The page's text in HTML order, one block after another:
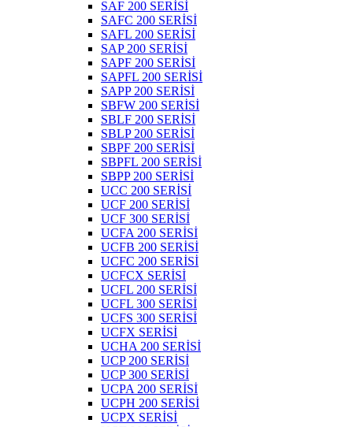
SAF 200 SERİSİ
SAFC 200 SERİSİ
SAFL 200 SERİSİ
SAP 200 SERİSİ
SAPF 200 SERİSİ
SAPFL 200 SERİSİ
SAPP 200 SERİSİ
SBFW 200 SERİSİ
SBLF 200 SERİSİ
SBLP 200 SERİSİ
SBPF 200 SERİSİ
SBPFL 200 SERİSİ
SBPP 200 SERİSİ
UCC 200 SERİSİ
UCF 200 SERİSİ
UCF 300 SERİSİ
UCFA 200 SERİSİ
UCFB 200 SERİSİ
UCFC 200 SERİSİ
UCFCX SERİSİ
UCFL 200 SERİSİ
UCFL 300 SERİSİ
UCFS 300 SERİSİ
UCFX SERİSİ
UCHA 200 SERİSİ
UCP 200 SERİSİ
UCP 300 SERİSİ
UCPA 200 SERİSİ
UCPH 200 SERİSİ
UCPX SERİSİ